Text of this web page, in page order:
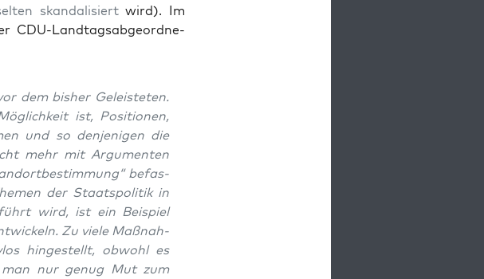
skan­da­li­siertwird). Im
CDU-Land­tags­ab­ge­ord­ne­
dem bis­her Geleis­te­ten.
ist, Posi­tio­nen,
und so den­je­ni­gen die
mehr mit Argu­men­ten
befas­
der Staats­po­li­tik in
wird, ist ein Bei­spiel
Zu vie­le Maß­nah­
hin­ge­stellt, obwohl es
nur genug Mut zum